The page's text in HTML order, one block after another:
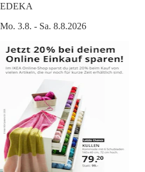
EDEKA
Mo. 3.8. - Sa. 8.8.2026